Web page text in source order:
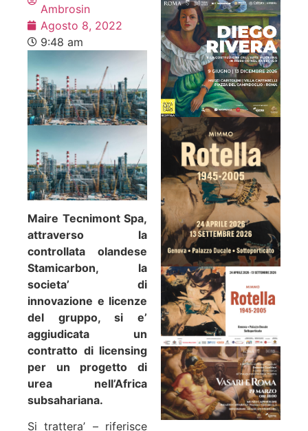
Ambrosin
Agosto 8, 2022
9:48 am
Maire Tecnimont Spa,
attraverso la
controllata olandese
Stamicarbon, la
societa’ di
innovazione e licenze
del gruppo, si e’
aggiudicata un
contratto di licensing
per un progetto di
urea nell’Africa
subsahariana.
Si trattera’ – riferisce